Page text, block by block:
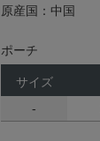
原産国：中国
ポーチ
サイズ
-